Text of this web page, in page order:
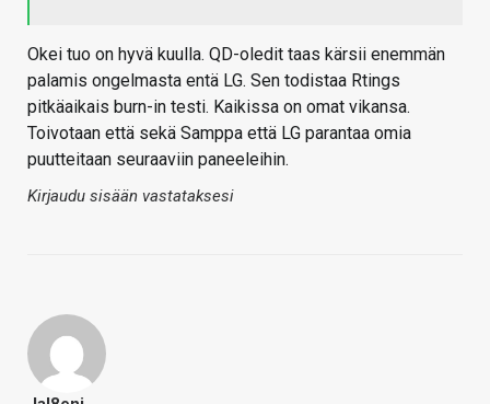
Okei tuo on hyvä kuulla. QD-oledit taas kärsii enemmän
palamis ongelmasta entä LG. Sen todistaa Rtings
pitkäaikais burn-in testi. Kaikissa on omat vikansa.
Toivotaan että sekä Samppa että LG parantaa omia
puutteitaan seuraaviin paneeleihin.
Kirjaudu sisään vastataksesi